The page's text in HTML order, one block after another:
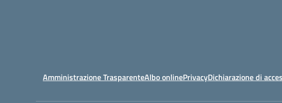
Amministrazione TrasparenteAlbo onlinePrivacyDichiarazione di